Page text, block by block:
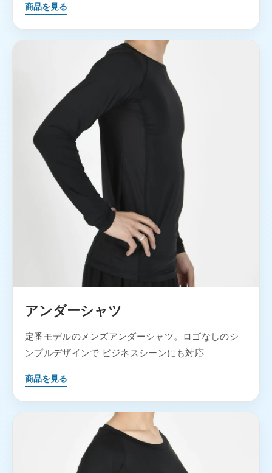
商品を見る
アンダーシャツ
定番モデルのメンズアンダーシャツ。ロゴなしのシ
ンプルデザインで ビジネスシーンにも対応
商品を見る